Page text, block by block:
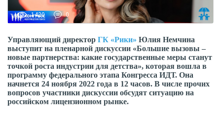
1420 0
Управляющий директор ГК «Рики» Юлия Немчина
выступит на пленарной дискуссии «Большие вызовы –
новые партнерства: какие государственные меры станут
точкой роста индустрии для детства», которая вошла в
программу федерального этапа Конгресса ИДТ. Она
начнется 24 ноября 2022 года в 12 часов. В числе прочих
вопросов участники дискуссии обсудят ситуацию на
российском лицензионном рынке.